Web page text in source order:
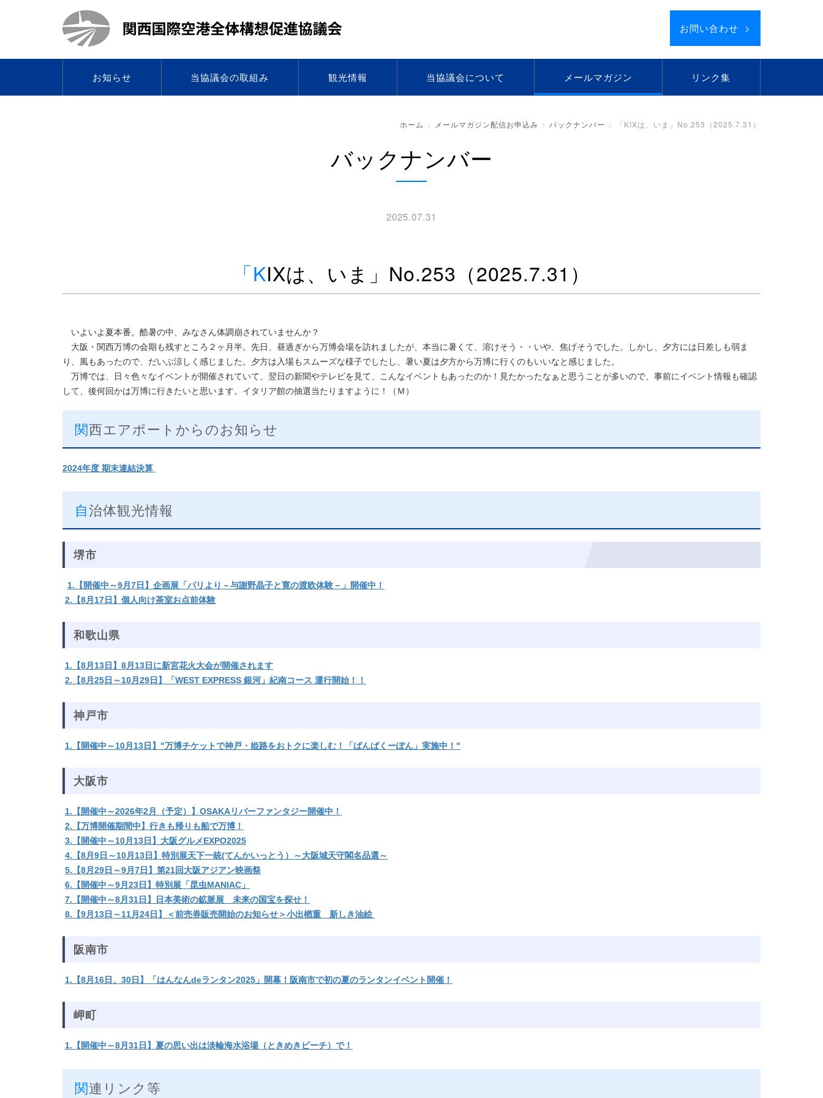
お問い合わせ >
お知らせ 当協議会の取組み 観光情報 当協議会について メールマガジン リンク集
ホーム メールマガジン配信お申込み バックナンバー 「KIXは、いま」No.253（2025.7.31）
バックナンバー
2025.07.31
「KIXは、いま」No.253（2025.7.31）
いよいよ夏本番。酷暑の中、みなさん体調崩されていませんか？
大阪・関西万博の会期も残すところ２ヶ月半。先日、昼過ぎから万博会場を訪れましたが、本当に暑くて、溶けそう・・いや、焦げそうでした。しかし、夕方には日差しも弱ま
り、風もあったので、だいぶ涼しく感じました。夕方は入場もスムーズな様子でしたし、暑い夏は夕方から万博に行くのもいいなと感じました。
万博では、日々色々なイベントが開催されていて、翌日の新聞やテレビを見て、こんなイベントもあったのか！見たかったなぁと思うことが多いので、事前にイベント情報も確認
して、後何回かは万博に行きたいと思います。イタリア館の抽選当たりますように！（Ｍ）
関西エアポートからのお知らせ
2024年度 期末連結決算
自治体観光情報
堺市
1.【開催中～9月7日】企画展「パリより－与謝野晶子と寛の渡欧体験－」開催中！
2.【8月17日】個人向け茶室お点前体験
和歌山県
1.【8月13日】8月13日に新宮花火大会が開催されます
2.【8月25日～10月29日】「WEST EXPRESS 銀河」紀南コース 運行開始！！
神戸市
1.【開催中～10月13日】"万博チケットで神戸・姫路をおトクに楽しむ！「ばんぱくーぽん」実施中！"
大阪市
1.【開催中～2026年2月（予定）】OSAKAリバーファンタジー開催中！
2.【万博開催期間中】行きも帰りも船で万博！
3.【開催中～10月13日】大阪グルメEXPO2025
4.【8月9日～10月13日】特別展天下一統(てんかいっとう）～大阪城天守閣名品選～
5.【8月29日～9月7日】第21回大阪アジアン映画祭
6.【開催中～9月23日】特別展「昆虫MANIAC」
7.【開催中～8月31日】日本美術の鉱脈展 未来の国宝を探せ！
8.【9月13日～11月24日】＜前売券販売開始のお知らせ＞小出楢󠄀重 新しき油絵
阪南市
1.【8月16日、30日】「はんなんdeランタン2025」開幕！阪南市で初の夏のランタンイベント開催！
岬町
1.【開催中～8月31日】夏の思い出は淡輪海水浴場（ときめきビーチ）で！
関連リンク等